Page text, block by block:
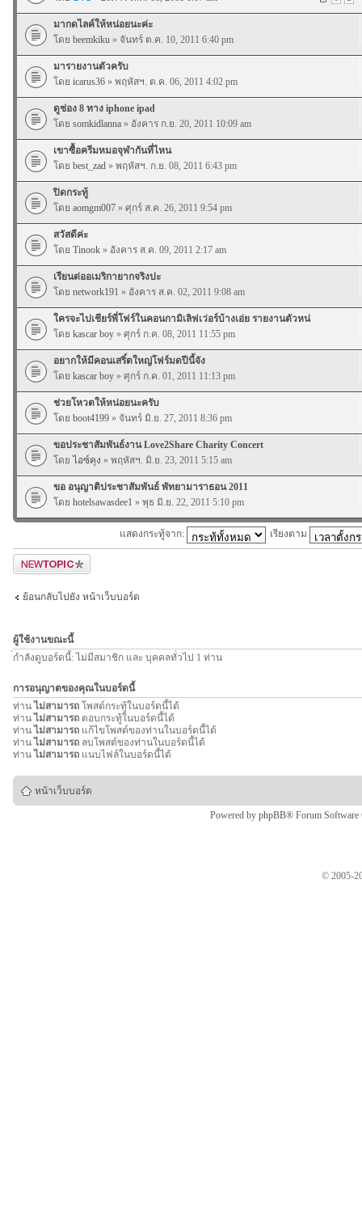
มากดไลค์ให้หน่อยนะค่ะ
โดย beemkiku » จันทร์ ต.ค. 10, 2011 6:40 pm
มารายงานตัวครับ
โดย icarus36 » พฤหัสฯ. ต.ค. 06, 2011 4:02 pm
ดูช่อง 8 ทาง iphone ipad
โดย somkidlanna » อังคาร ก.ย. 20, 2011 10:09 am
เขาซื้อครีมหมอจุฬากันที่ไหน
โดย best_zad » พฤหัสฯ. ก.ย. 08, 2011 6:43 pm
ปิดกระทู้
โดย aomgm007 » ศุกร์ ส.ค. 26, 2011 9:54 pm
สวัสดีค่ะ
โดย Tinook » อังคาร ส.ค. 09, 2011 2:17 am
เรียนต่ออเมริกายากจริงปะ
โดย network191 » อังคาร ส.ค. 02, 2011 9:08 am
ใครจะไปเชียร์พี่โฟร์ในคอนกามิเลิฟเว่อร์บ้างเอ่ย รายงานตัวหน่
โดย kascar boy » ศุกร์ ก.ค. 08, 2011 11:55 pm
อยากให้มีคอนเสริ์ตใหญ่โฟร์มดปีนี้จัง
โดย kascar boy » ศุกร์ ก.ค. 01, 2011 11:13 pm
ช่วยโหวตให้หน่อยนะครับ
โดย boot4199 » จันทร์ มิ.ย. 27, 2011 8:36 pm
ขอประชาสัมพันธ์งาน Love2Share Charity Concert
โดย ไอซ์คุง » พฤหัสฯ. มิ.ย. 23, 2011 5:15 am
ขอ อนุญาติประชาสัมพันธ์ พัทยามาราธอน 2011
โดย hotelsawasdee1 » พุธ มิ.ย. 22, 2011 5:10 pm
แสดงกระทู้จาก: เรียงตาม
ตั้งกระทู้ใหม่
ย้อนกลับไปยัง หน้าเว็บบอร์ด
ผู้ใช้งานขณะนี้
่กำลังดูบอร์ดนี้: ไม่มีสมาชิก และ บุคคลทั่วไป 1 ท่าน
การอนุญาตของคุณในบอร์ดนี้
ท่าน ไม่สามารถ โพสต์กระทู้ในบอร์ดนี้ได้
ท่าน ไม่สามารถ ตอบกระทู้ในบอร์ดนี้ได้
ท่าน ไม่สามารถ แก้ไขโพสต์ของท่านในบอร์ดนี้ได้
ท่าน ไม่สามารถ ลบโพสต์ของท่านในบอร์ดนี้ได้
ท่าน ไม่สามารถ แนบไฟล์ในบอร์ดนี้ได้
หน้าเว็บบอร์ด
Powered by phpBB® Forum
© 2005-